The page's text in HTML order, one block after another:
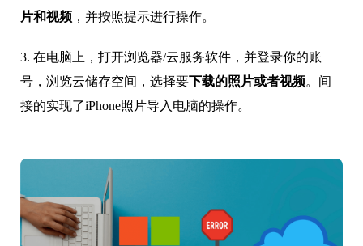
片和视频 ，并按照提示进行操作。
3. 在电脑上，打开浏览器/云服务软件，并登录你的账
号，浏览云储存空间，选择要下载的照片或者视频。间
接的实现了iPhone照片导入电脑的操作。